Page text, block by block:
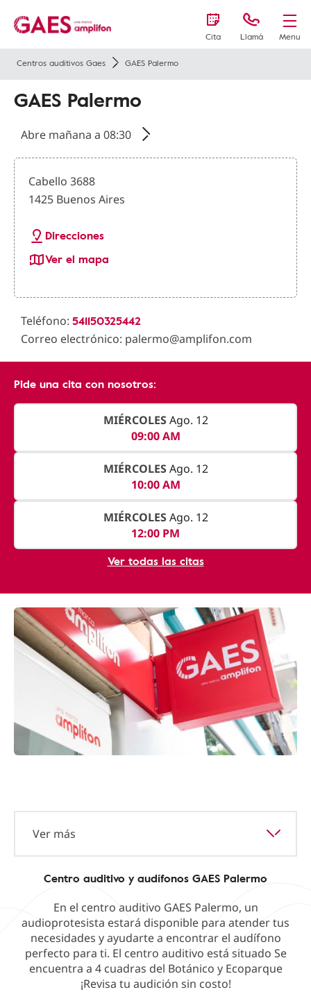
Cita Llamá Menu
Centros auditivos Gaes GAES Palermo
GAES Palermo
Abre mañana a 08:30
Cabello 3688
1425 Buenos Aires
Direcciones
Ver el mapa
Teléfono: 541150325442
Correo electrónico: palermo@amplifon.com
Pide una cita con nosotros:
MIÉRCOLES Ago. 12
09:00 AM
MIÉRCOLES Ago. 12
10:00 AM
MIÉRCOLES Ago. 12
12:00 PM
Ver todas las citas
Ver más
Centro auditivo y audífonos GAES Palermo
En el centro auditivo GAES Palermo, un
audioprotesista estará disponible para atender tus
necesidades y ayudarte a encontrar el audífono
perfecto para ti. El centro auditivo está situado Se
encuentra a 4 cuadras del Botánico y Ecoparque
¡Revisa tu audición sin costo!